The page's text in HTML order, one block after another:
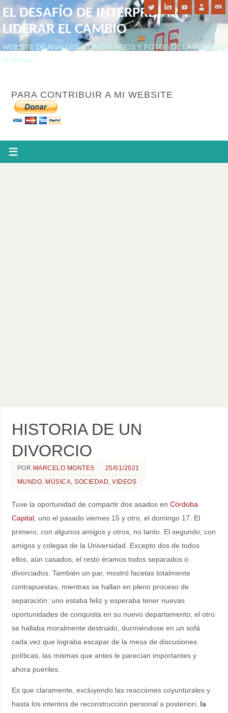
EL DESAFÍO DE INTERPRETAR Y
LIDERAR EL CAMBIO
WEBSITE DE ANÁLISIS, COMENTARIOS Y FOTOS DE LA REALIDAD
MUNDIAL
PARA CONTRIBUIR A MI WEBSITE
HISTORIA DE UN
DIVORCIO
POR MARCELO MONTES
25/01/2021
MUNDO, MÚSICA,SOCIEDAD,VIDEOS
Tuve la oportunidad de compartir dos asados en Córdoba
Capital, uno el pasado viernes 15 y otro, el domingo 17. El
primero, con algunos amigos y otros, no tanto. El segundo, con
amigos y colegas de la Universidad. Excepto dos de todos
ellos, aún casados, el resto éramos todos separados o
divorciados. También un par, mostró facetas totalmente
contrapuestas, mientras se hallan en pleno proceso de
separación: uno estaba feliz y esperaba tener nuevas
oportunidades de conquista en su nuevo departamento; el otro
se hallaba moralmente destruido, durmiéndose en un sofá
cada vez que lograba escapar de la mesa de discusiones
políticas, las mismas que antes le parecían importantes y
ahora pueriles.
Es que claramente, excluyendo las reacciones coyunturales y
hasta los intentos de reconstrucción personal a posteriori, la